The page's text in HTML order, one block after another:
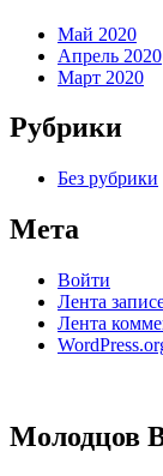
Май 2020
Апрель 2020
Март 2020
Рубрики
Без рубрики
Мета
Войти
Лента
Лента
Молодцов